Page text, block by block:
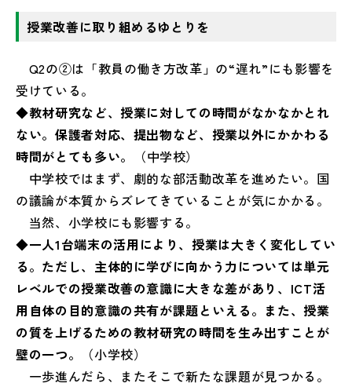
授業改善に取り組めるゆとりを
Q2の②は「教員の働き方改革」の“遅れ”にも影響を
受けている。
◆教材研究など、授業に対しての時間がなかなかとれ
ない。保護者対応、提出物など、授業以外にかかわる
時間がとても多い。
（中学校）
中学校ではまず、劇的な部活動改革を進めたい。国
の議論が本質からズレてきていることが気にかかる。
当然、小学校にも影響する。
◆一人1台端末の活用により、授業は大きく変化してい
る。ただし、主体的に学びに向かう力については単元
レベルでの授業改善の意識に大きな差があり、ICT活
用自体の目的意識の共有が課題といえる。また、授業
の質を上げるための教材研究の時間を生み出すことが
壁の一つ。
（小学校）
一歩進んだら、またそこで新たな課題が見つかる。